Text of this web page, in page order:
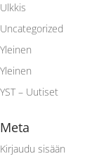
Ulkkis
Uncategorized
Yleinen
Yleinen
YST – Uutiset
Meta
Kirjaudu sisään